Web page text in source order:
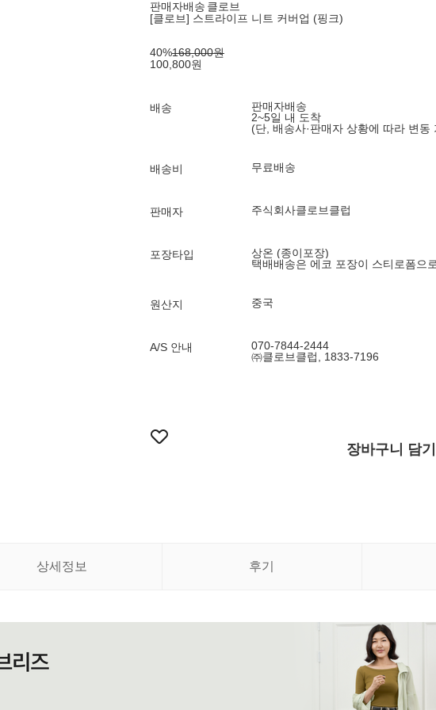
판매자배송 클로브
[클로브] 스트라이프 니트 커버업 (핑크)
40%168,000원
100,800원
배송
판매자배송
2~5일 내 도착
(단, 배송사·판매자 상황에 따라 변동
배송비 무료배송
판매자 주식회사클로브클럽
포장타입
상온 (종이포장)
택배배송은 에코 포장이 스티로폼으
원산지 중국
A/S 안내
070-7844-2444
㈜클로브클럽, 1833-7196
장바구니 담기
상세정보 후기